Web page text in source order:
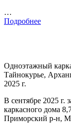
…
Подробнее
Одноэтажный
Тайнокурье,
2025 г.
В сентябре 2025 г.
каркасного дома
Приморский р-н,